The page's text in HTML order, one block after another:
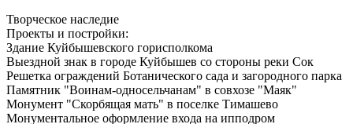
Творческое наследие
Проекты и постройки:
Здание Куйбышевского горисполкома
Выездной знак в городе Куйбышев со стороны реки Сок
Решетка ограждений Ботанического сада и загородного парка
Памятник "Воинам-односельчанам" в совхозе "Маяк"
Монумент "Скорбящая мать" в поселке Тимашево
Монументальное оформление входа на ипподром